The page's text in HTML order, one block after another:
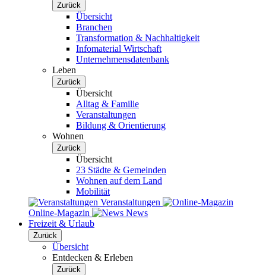
Zurück
Übersicht
Branchen
Transformation & Nachhaltigkeit
Infomaterial Wirtschaft
Unternehmensdatenbank
Leben
Zurück
Übersicht
Alltag & Familie
Veranstaltungen
Bildung & Orientierung
Wohnen
Zurück
Übersicht
23 Städte & Gemeinden
Wohnen auf dem Land
Mobilität
Veranstaltungen
Online-Magazin
News
Freizeit & Urlaub
Zurück
Übersicht
Entdecken & Erleben
Zurück